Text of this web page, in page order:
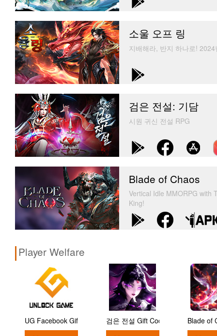
소울 오프 링
지배해라, 반지 하나로!
검은 전설: 기담
시원 귀신 전설 RPG
Blade of Chaos
Vertical Idle MMORPG with
King!
Player Welfare
UG Facebook Gift Code
검은 전설 Gift Code
Blade of